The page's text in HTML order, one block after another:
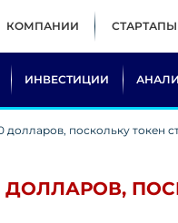
КОМПАНИИ СТАРТАПЫ
ИНВЕСТИЦИИ
долларов, поскольку токен
ДОЛЛАРОВ,